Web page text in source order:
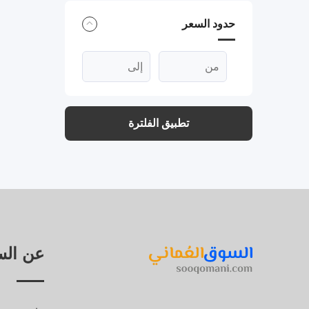
حدود السعر
تطبيق الفلترة
عن